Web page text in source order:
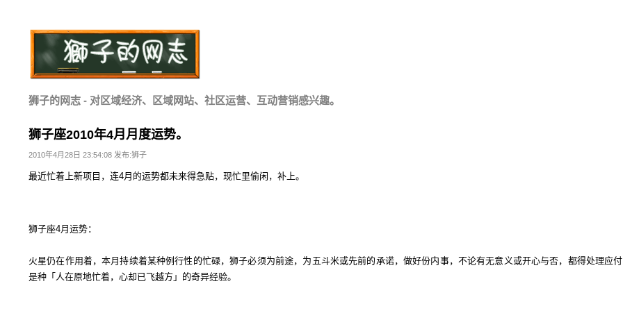
狮子的网志 - 对区域经济、区域网站、社区运营、互动营销感兴趣。
狮子座2010年4月月度运势。
2010年4月28日 23:54:08 发布:狮子
最近忙着上新项目，连4月的运势都未来得急贴，现忙里偷闲，补上。
狮子座4月运势：
火星仍在作用着，本月持续着某种例行性的忙碌，狮子必须为前途，为五斗米或先前的承诺，做好份内事，不论有无意义或开心与否，都得处理应
是种「人在原地忙着，心却已飞越方」的奇异经验。